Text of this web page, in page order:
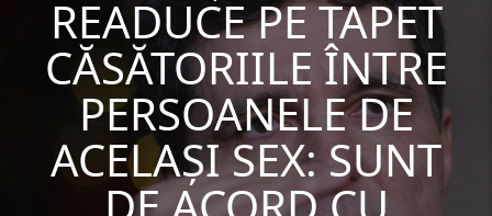
READUCE PE TAPET
CĂSĂTORIILE ÎNTRE
PERSOANELE DE
ACELAȘI SEX: SUNT